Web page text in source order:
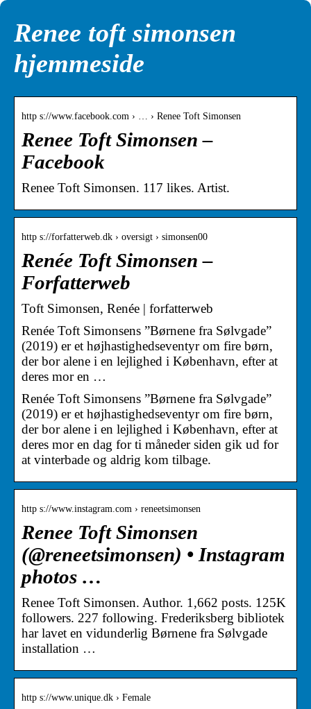
Renee toft simonsen
hjemmeside
http s://www.facebook.com › … › Renee Toft Simonsen
Renee Toft Simonsen –
Facebook
Renee Toft Simonsen. 117 likes. Artist.
http s://forfatterweb.dk › oversigt › simonsen00
Renée Toft Simonsen –
Forfatterweb
Toft Simonsen, Renée | forfatterweb
Renée Toft Simonsens ”Børnene fra Sølvgade”
(2019) er et højhastighedseventyr om fire børn,
der bor alene i en lejlighed i København, efter at
deres mor en …
Renée Toft Simonsens ”Børnene fra Sølvgade”
(2019) er et højhastighedseventyr om fire børn,
der bor alene i en lejlighed i København, efter at
deres mor en dag for ti måneder siden gik ud for
at vinterbade og aldrig kom tilbage.
http s://www.instagram.com › reneetsimonsen
Renee Toft Simonsen
(@reneetsimonsen) • Instagram
photos …
Renee Toft Simonsen. Author. 1,662 posts. 125K
followers. 227 following. Frederiksberg bibliotek
har lavet en vidunderlig Børnene fra Sølvgade
installation …
http s://www.unique.dk › Female